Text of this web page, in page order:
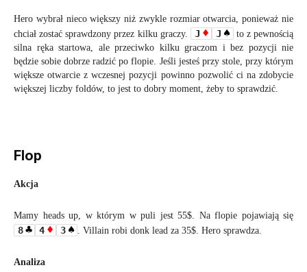
Hero wybrał nieco większy niż zwykle rozmiar otwarcia, ponieważ nie
chciał zostać sprawdzony przez kilku graczy.
J J
to z pewnością
silna ręka startowa, ale przeciwko kilku graczom i bez pozycji nie
będzie sobie dobrze radzić po flopie. Jeśli jesteś przy stole, przy którym
większe otwarcie z wczesnej pozycji powinno pozwolić ci na zdobycie
większej liczby foldów, to jest to dobry moment, żeby to sprawdzić.
Flop
Akcja
Mamy heads up, w którym w puli jest 55$. Na flopie pojawiają się
8 4 3 . Villain robi donk lead za 35$. Hero sprawdza.
Analiza